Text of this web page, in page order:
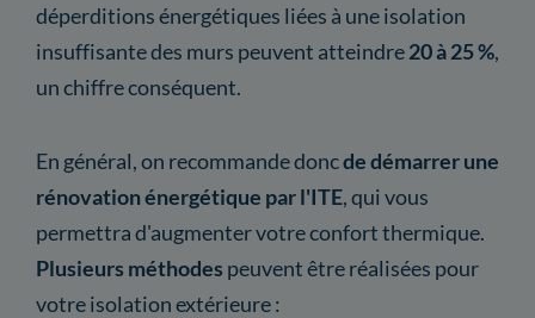
déperditions énergétiques liées à une isolation
insuffisante des murs peuvent atteindre20 à 25 %,
un chiffre conséquent.
En général, on recommande doncde démarrer une
rénovation énergétique par l'ITE, qui vous
permettra d'augmenter votre confort thermique.
Plusieurs méthodes peuvent être réalisées pour
votre isolation extérieure :